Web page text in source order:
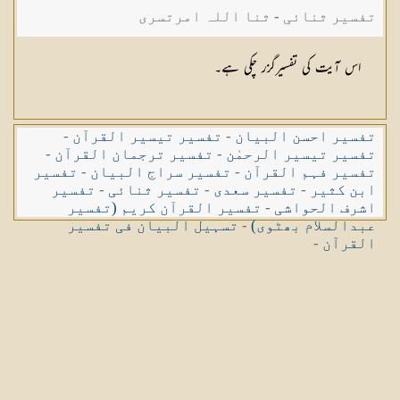
تفسیر ثنائی - ثنا اللہ امرتسری
اس آیت کی تفسیرگزر چکی ہے۔
تفسیر احسن البیان - تفسیر تیسیر القرآن -
تفسیر تیسیر الرحمٰن - تفسیر ترجمان القرآن -
تفسیر فہم القرآن - تفسیر سراج البیان - تفسیر
ابن کثیر - تفسیر سعدی - تفسیر ثنائی - تفسیر
اشرف الحواشی - تفسیر القرآن کریم (تفسیر
عبدالسلام بھٹوی)-تسہیل البیان فی تفسیر
القرآن -